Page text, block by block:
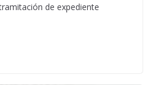
de expediente